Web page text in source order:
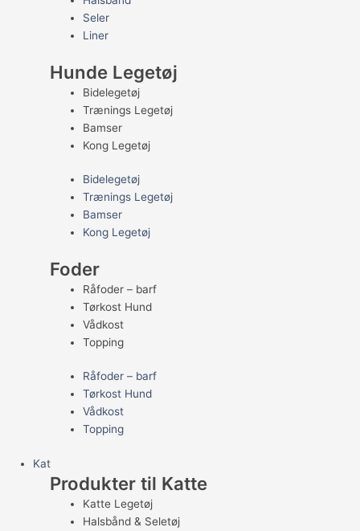
Seler
Liner
Hunde Legetøj
Bidelegetøj
Trænings Legetøj
Bamser
Kong Legetøj
Bidelegetøj
Trænings Legetøj
Bamser
Kong Legetøj
Foder
Råfoder – barf
Tørkost Hund
Vådkost
Topping
Råfoder – barf
Tørkost Hund
Vådkost
Topping
Kat
Produkter til Katte
Katte Legetøj
Halsbånd & Seletøj